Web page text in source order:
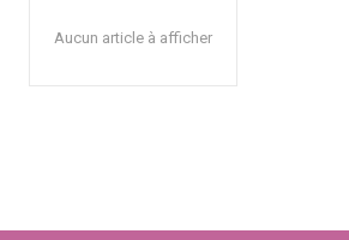
Aucun article à afficher